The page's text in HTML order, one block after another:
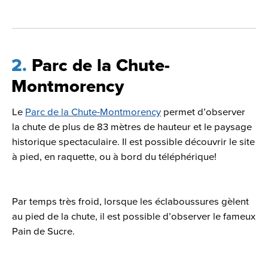
2 Parc de la Chute-
Montmorency
Le Parc de la Chute-Montmorency permet d’observer
la chute de plus de 83 mètres de hauteur et le paysage
historique spectaculaire. Il est possible découvrir le site
à pied, en raquette, ou à bord du téléphérique!
Par temps très froid, lorsque les éclaboussures gèlent
au pied de la chute, il est possible d’observer le fameux
Pain de Sucre.